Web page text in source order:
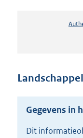
Gegevens in
Dit